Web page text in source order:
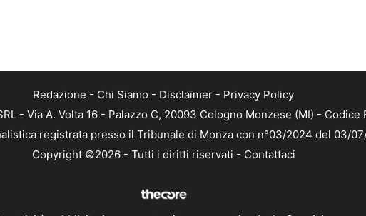
Redazione - Chi Siamo - Disclaimer - Privacy Policy
- Via A. Volta 16 - Palazzo C, 20093 Cologno Monzese (MI) - Codice
registrata presso il Tribunale di Monza con n°03/2024 del 03/
Copyright ©2026 - Tutti i diritti riservati - Contattaci